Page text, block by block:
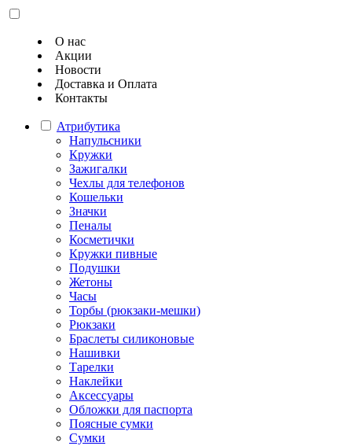
О нас
Акции
Новости
Доставка и Оплата
Контакты
Атрибутика
Напульсники
Кружки
Зажигалки
Чехлы для телефонов
Кошельки
Значки
Пеналы
Косметички
Кружки пивные
Подушки
Жетоны
Часы
Торбы (рюкзаки-мешки)
Рюкзаки
Браслеты силиконовые
Нашивки
Тарелки
Наклейки
Аксессуары
Обложки для паспорта
Поясные сумки
Сумки